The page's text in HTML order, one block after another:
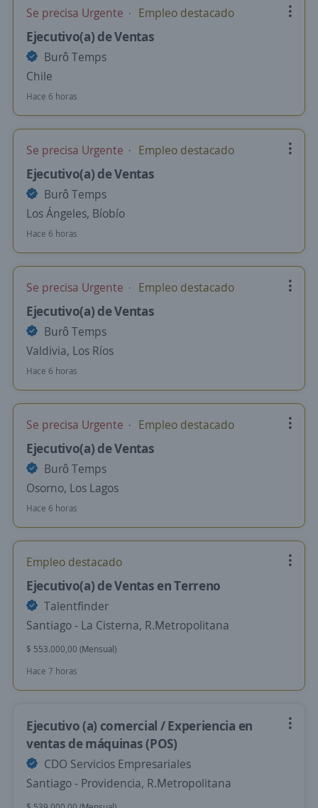
Se precisa Urgente Empleo destacado
Ejecutivo(a) de Ventas
Burô Temps
Chile
Hace 6 horas
Se precisa Urgente Empleo destacado
Ejecutivo(a) de Ventas
Burô Temps
Los Ángeles, Bíobío
Hace 6 horas
Se precisa Urgente Empleo destacado
Ejecutivo(a) de Ventas
Burô Temps
Valdivia, Los Ríos
Hace 6 horas
Se precisa Urgente Empleo destacado
Ejecutivo(a) de Ventas
Burô Temps
Osorno, Los Lagos
Hace 6 horas
Empleo destacado
Ejecutivo(a) de Ventas en Terreno
Talentfinder
Santiago - La Cisterna, R.Metropolitana
$ 553.000,00 (Mensual)
Hace 7 horas
Ejecutivo (a) comercial / Experiencia en
ventas de máquinas (POS)
CDO Servicios Empresariales
Santiago - Providencia, R.Metropolitana